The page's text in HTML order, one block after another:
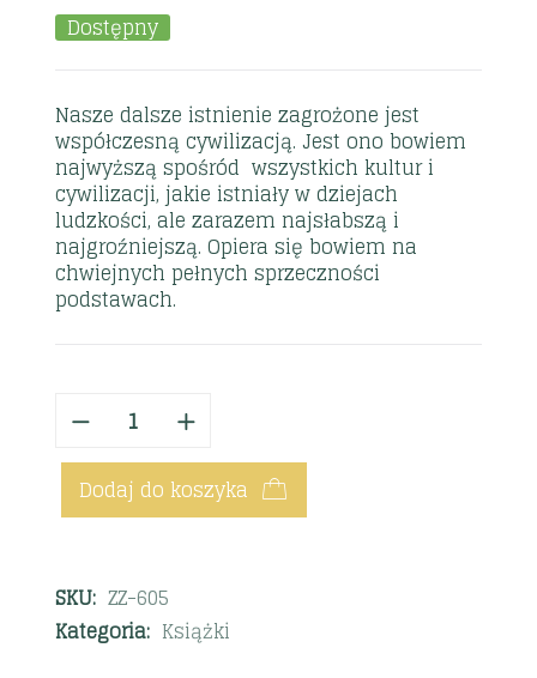
Dostępny
Nasze dalsze istnienie zagrożone jest
współczesną cywilizacją. Jest ono bowiem
najwyższą spośród wszystkich kultur i
cywilizacji, jakie istniały w dziejach
ludzkości, ale zarazem najsłabszą i
najgroźniejszą. Opiera się bowiem na
chwiejnych pełnych sprzeczności
podstawach.
Dodaj do koszyka
SKU: ZZ-605
Kategoria: Książki